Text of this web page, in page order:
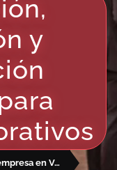
y
Eventos de empresa en Valencia